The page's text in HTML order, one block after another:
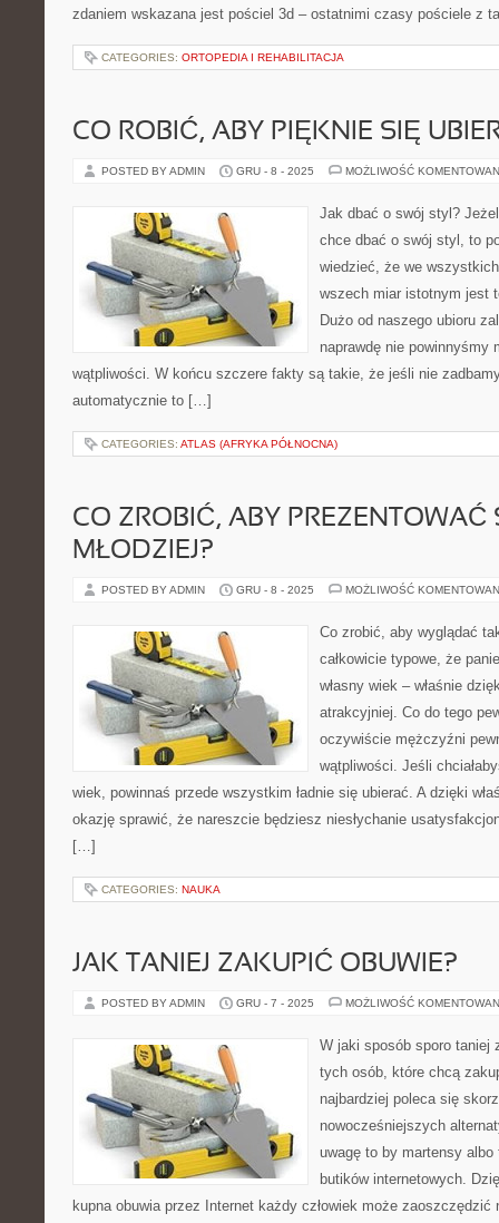
zdaniem wskazana jest pościel 3d – ostatnimi czasy pościele z
CATEGORIES: ORTOPEDIA I REHABILITACJA
CO ROBIĆ, ABY PIĘKNIE SIĘ
POSTED BY ADMIN GRU - 8 - 2025 MOŻLIWOŚĆ
Jak dbać o swój styl?
chce dbać o swój styl, to
wiedzieć, że we
wszech miar istotnym jest
Dużo od naszego ubioru
naprawdę nie powinnyśmy
wątpliwości. W końcu szczere fakty są takie, że jeśli nie
automatycznie to […]
CATEGORIES: ATLAS (AFRYKA PÓŁNOCNA)
CO ZROBIĆ, ABY PREZENTOWAĆ
MŁODZIEJ?
POSTED BY ADMIN GRU - 8 - 2025 MOŻLIWOŚĆ
Co zrobić, aby wyglądać
całkowicie typowe, że
własny wiek – właśnie
atrakcyjniej. Co do tego
oczywiście mężczyźni
wątpliwości. Jeśli
wiek, powinnaś przede wszystkim ładnie się ubierać. A dzięki
okazję sprawić, że nareszcie będziesz niesłychanie
[…]
CATEGORIES: NAUKA
JAK TANIEJ ZAKUPIĆ OBUWIE?
POSTED BY ADMIN GRU - 7 - 2025 MOŻLIWOŚĆ
W jaki sposób sporo taniej
tych osób, które chcą
najbardziej poleca się
nowocześniejszych
uwagę to by martensy
butików internetowych.
kupna obuwia przez Internet każdy człowiek może zaoszczędzić